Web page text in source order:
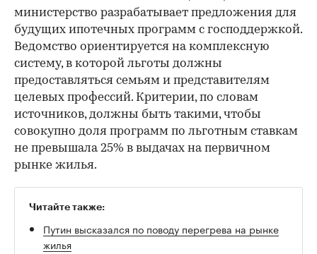
министерство разрабатывает предложения для
будущих ипотечных программ с господдержкой.
Ведомство ориентируется на комплексную
систему, в которой льготы должны
предоставляться семьям и представителям
целевых профессий. Критерии, по словам
источников, должны быть такими, чтобы
совокупно доля программ по льготным ставкам
не превышала 25% в выдачах на первичном
рынке жилья.
Читайте также:
Путин высказался по поводу перегрева на рынке
жилья